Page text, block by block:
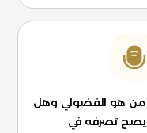
من هو الفضولي وهل
يصح تصرفه في